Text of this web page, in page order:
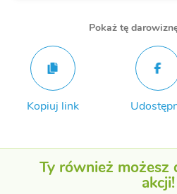
Pokaż tę
Kopiuj link
Ty również możesz
akcji!